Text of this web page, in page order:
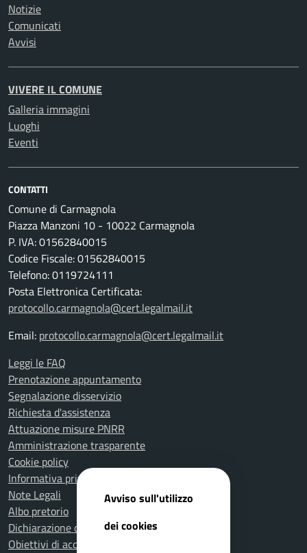
Notizie
Comunicati
Avvisi
VIVERE IL COMUNE
Galleria immagini
Luoghi
Eventi
CONTATTI
Comune di Carmagnola
Piazza Manzoni 10 - 10022 Carmagnola
P. IVA: 01562840015
Codice Fiscale: 01562840015
Telefono: 0119724111
Posta Elettronica Certificata:
protocollo.carmagnola@cert.legalmail.it
Email: protocollo.carmagnola@cert.legalmail.it
Leggi le FAQ
Prenotazione appuntamento
Segnalazione disservizio
Richiesta d'assistenza
Attuazione misure PNRR
Amministrazione trasparente
Cookie policy
Informativa privacy
Note Legali
Albo pretorio
Dichiarazione di accessibilità
Obiettivi di accessibilità
Avviso sull'utilizzo
dei cookies